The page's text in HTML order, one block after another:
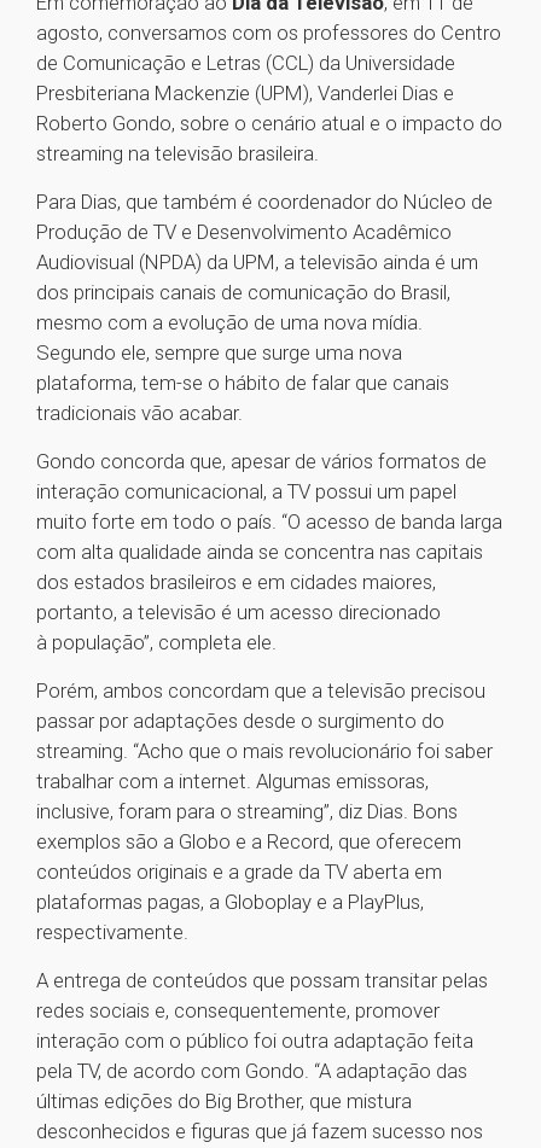
agosto, conversamos com os professores do Centro
de Comunicação e Letras (CCL) da Universidade
Presbiteriana Mackenzie (UPM), Vanderlei Dias e
Roberto Gondo, sobre o cenário atual e o impacto do
streaming na televisão brasileira.
Para Dias, que também é coordenador do Núcleo de
Produção de TV e Desenvolvimento Acadêmico
Audiovisual (NPDA) da UPM, a televisão ainda é um
dos principais canais de comunicação do Brasil,
mesmo com a evolução de uma nova mídia.
Segundo ele, sempre que surge uma nova
plataforma, tem-se o hábito de falar que canais
tradicionais vão acabar.
Gondo concorda que, apesar de vários formatos de
interação comunicacional, a TV possui um papel
muito forte em todo o país. “O acesso de banda larga
com alta qualidade ainda se concentra nas capitais
dos estados brasileiros e em cidades maiores,
portanto, a televisão é um acesso direcionado
à população”, completa ele.
Porém, ambos concordam que a televisão precisou
passar por adaptações desde o surgimento do
streaming. “Acho que o mais revolucionário foi saber
trabalhar com a internet. Algumas emissoras,
inclusive, foram para o streaming”, diz Dias. Bons
exemplos são a Globo e a Record, que oferecem
conteúdos originais e a grade da TV aberta em
plataformas pagas, a Globoplay e a PlayPlus,
respectivamente.
A entrega de conteúdos que possam transitar pelas
redes sociais e, consequentemente, promover
interação com o público foi outra adaptação feita
pela TV, de acordo com Gondo. “A adaptação das
últimas edições do Big Brother, que mistura
desconhecidos e figuras que já fazem sucesso nos